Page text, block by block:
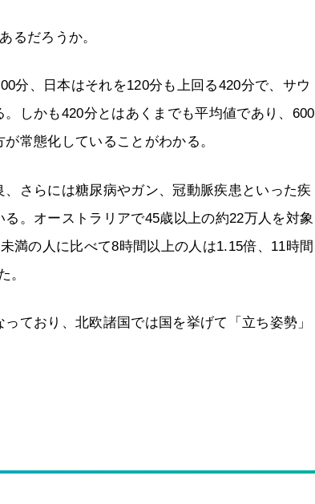
るだろうか。
分、日本はそれを120分も上回る420分で、サウ
しかも420分とはあくまでも平均値であり、600
常態化していることがわかる。
さらには糖尿病やガン、冠動脈疾患といった疾
。オーストラリアで45歳以上の約22万人を対象
満の人に比べて8時間以上の人は1.15倍、11時間
。
ており、北欧諸国では国を挙げて「立ち姿勢」